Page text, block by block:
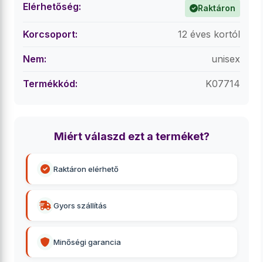
Elérhetőség: Raktáron
Korcsoport: 12 éves kortól
Nem: unisex
Termékkód: K07714
Miért válaszd ezt a terméket?
Raktáron elérhető
Gyors szállítás
Minőségi garancia